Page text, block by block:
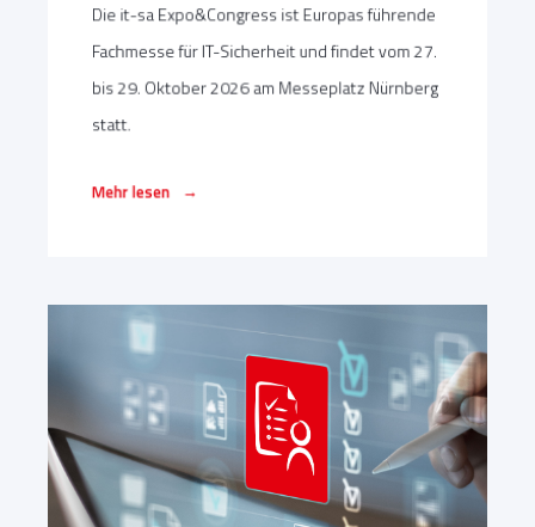
Die it-sa Expo&Congress ist Europas führende
Fachmesse für IT-Sicherheit und findet vom 27.
bis 29. Oktober 2026 am Messeplatz Nürnberg
statt.
Mehr lesen →